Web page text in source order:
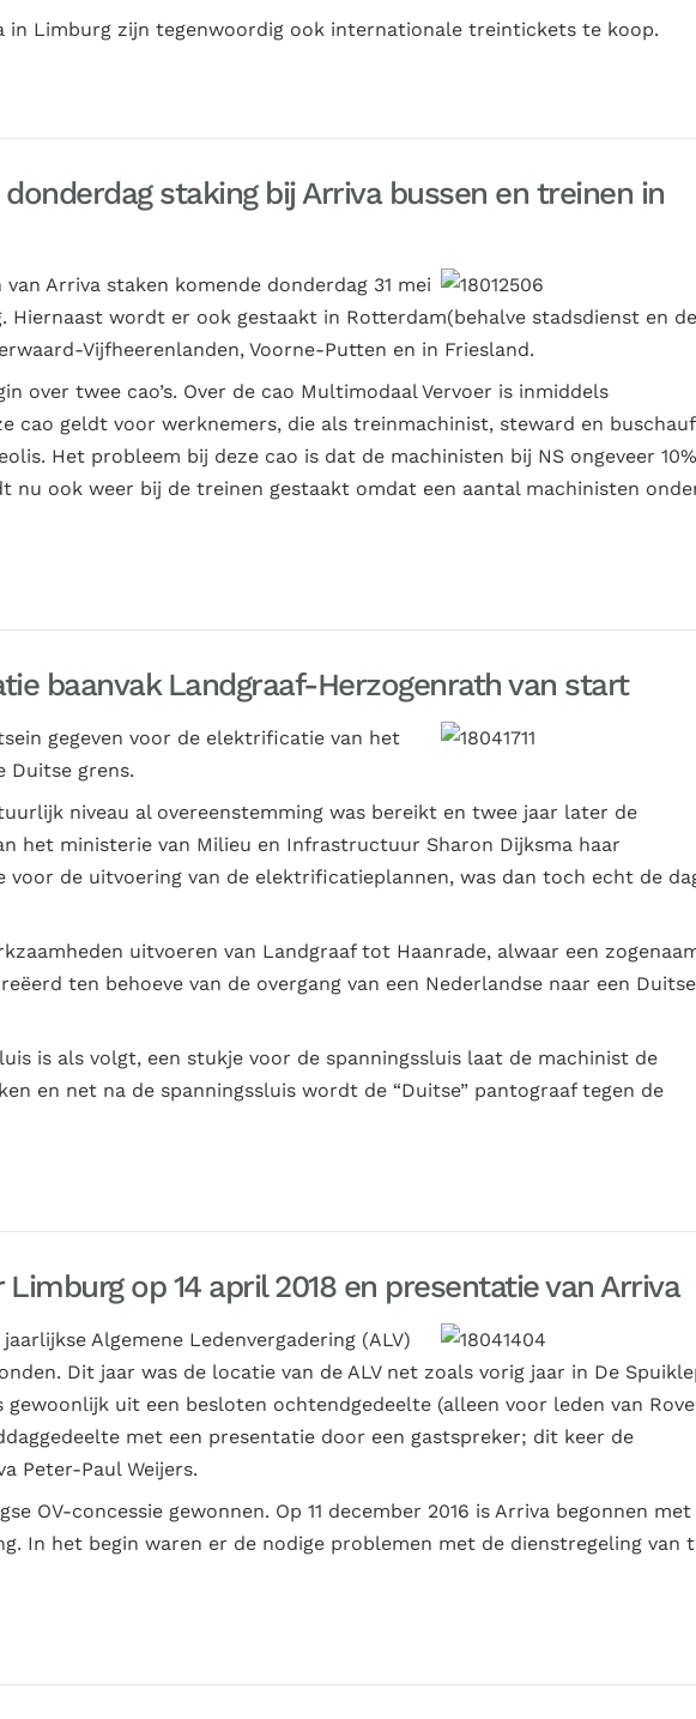
in Limburg zijn tegenwoordig ook internationale treintickets te koop.
staking bij Arriva bussen en treinen in
Arriva staken komende donderdag 31 mei
Hiernaast wordt er ook gestaakt in Rotterdam(behalve stadsdienst en de
Vijfheerenlanden, Voorne-Putten en in Friesland.
over twee cao’s. Over de cao Multimodaal Vervoer is inmiddels
cao geldt voor werknemers, die als treinmachinist, steward en
Het probleem bij deze cao is dat de machinisten bij NS ongeveer 10%
nu ook weer bij de treinen gestaakt omdat een aantal machinisten
baanvak Landgraaf-Herzogenrath van start
gegeven voor de elektrificatie van het
Duitse grens.
niveau al overeenstemming was bereikt en twee jaar later de
het ministerie van Milieu en Infrastructuur Sharon Dijksma haar
voor de uitvoering van de elektrificatieplannen, was dan toch echt de
uitvoeren van Landgraaf tot Haanrade, alwaar een
ten behoeve van de overgang van een Nederlandse naar een Duitse
is als volgt, een stukje voor de spanningssluis laat de machinist de
en net na de spanningssluis wordt de “Duitse” pantograaf tegen de
Limburg op 14 april 2018 en presentatie van Arriva
Algemene Ledenvergadering (ALV)
Dit jaar was de locatie van de ALV net zoals vorig jaar in De
gewoonlijk uit een besloten ochtendgedeelte (alleen voor leden van
met een presentatie door een gastspreker; dit keer de
Peter-Paul Weijers.
OV-concessie gewonnen. Op 11 december 2016 is Arriva begonnen met
In het begin waren er de nodige problemen met de dienstregeling van